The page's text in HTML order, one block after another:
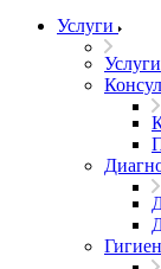
Услуги
Услуги